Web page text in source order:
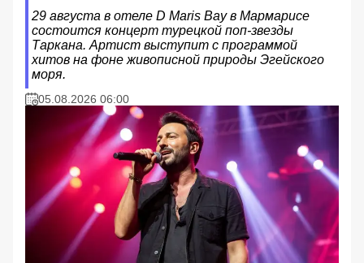
29 августа в отеле D Maris Bay в Мармарисе
состоится концерт турецкой поп-звезды
Таркана. Артист выступит с программой
хитов на фоне живописной природы Эгейского
моря.
05.08.2026 06:00